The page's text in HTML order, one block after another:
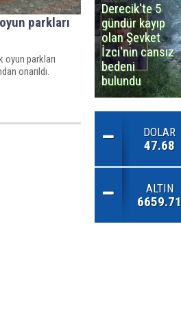
parkları
parkları
onarıldı.
Derecik'te 5
gündür kayıp
olan Şevket
İzci'nin cansız
bedeni
bulundu
DOLAR
47.68
ALTIN
6659.71